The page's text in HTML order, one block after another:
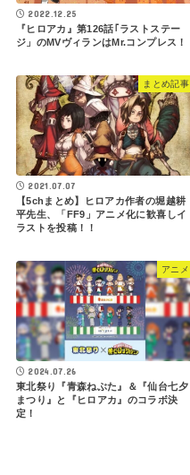
2022.12.25
『ヒロアカ』第126話｢ラストステー
ジ」のMVヴィランはMr.コンプレス！
まとめ記事
2021.07.07
【5chまとめ】ヒロアカ作者の堀越耕
平先生、「FF9」アニメ化に歓喜しイ
ラストを投稿！！
アニメ
2024.07.26
東北祭り『青森ねぶた』＆『仙台七夕
まつり』と『ヒロアカ』のコラボ決
定！